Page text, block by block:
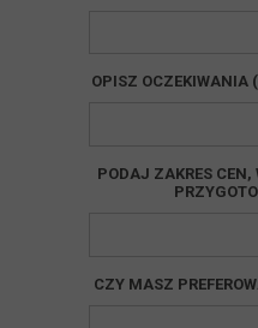
OPISZ OCZEKIWANIA
PODAJ ZAKRES
CZY MASZ